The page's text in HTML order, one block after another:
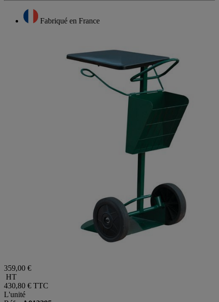
Fabriqué en France
359,00 €
HT
430,80 € TTC
L'unité